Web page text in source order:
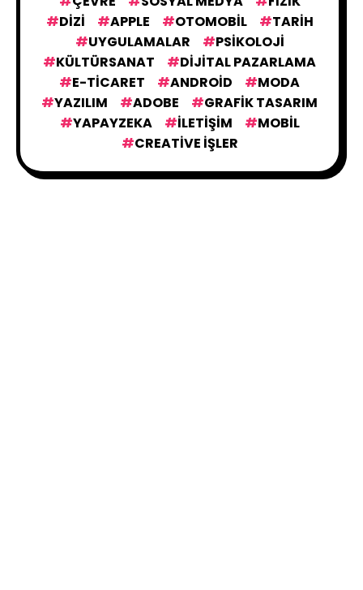
DIZI
APPLE OTOMOBIL
TARIH
UYGULAMALAR
PSIKOLOJI
KÜLTÜRSANAT
DIJITAL PAZARLAMA
E-TICARET
ANDROID
MODA
YAZILIM
ADOBE
GRAFIK TASARIM
YAPAYZEKA
İLETIŞIM
MOBIL
CREATIVE İŞLER